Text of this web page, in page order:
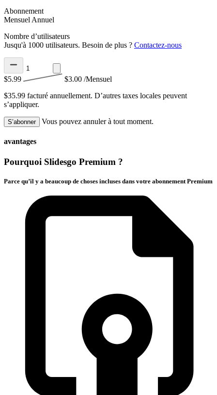
Abonnement
Mensuel Annuel
Nombre d’utilisateurs
Jusqu'à 1000 utilisateurs. Besoin de plus ? Contactez-nous
$5.99 $3.00 /Mensuel
$35.99 facturé annuellement. D’autres taxes locales peuvent
s’appliquer.
S’abonner Vous pouvez annuler à tout moment.
avantages
Pourquoi Slidesgo Premium ?
Parce qu’il y a beaucoup de choses incluses dans votre abonnement Premium